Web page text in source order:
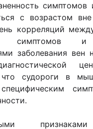
с возрастом
корреляций
симптомов и
заболевания вен
что судороги в